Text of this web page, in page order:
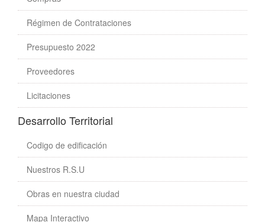
Régimen de Contrataciones
Presupuesto 2022
Proveedores
Licitaciones
Desarrollo Territorial
Codigo de edificación
Nuestros R.S.U
Obras en nuestra ciudad
Mapa Interactivo